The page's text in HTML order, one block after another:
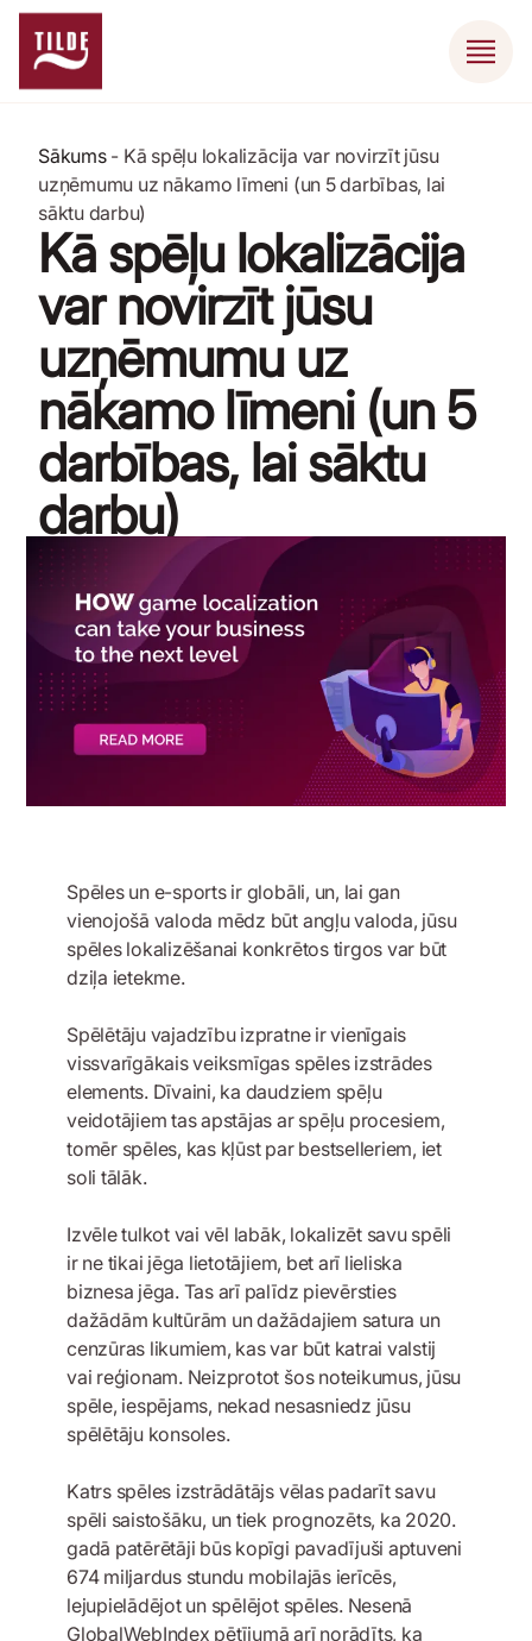
Sākums- Kā spēļu lokalizācija var novirzīt jūsu
uzņēmumu uz nākamo līmeni (un 5 darbības, lai
sāktu darbu)
Kā spēļu lokalizācija
var novirzīt jūsu
uzņēmumu uz
nākamo līmeni (un 5
darbības, lai sāktu
darbu)
9 aprīlis, 2024
Spēles un e-sports ir globāli, un, lai gan
vienojošā valoda mēdz būt angļu valoda, jūsu
spēles lokalizēšanai konkrētos tirgos var būt
dziļa ietekme.
Spēlētāju vajadzību izpratne ir vienīgais
vissvarīgākais veiksmīgas spēles izstrādes
elements. Dīvaini, ka daudziem spēļu
veidotājiem tas apstājas ar spēļu procesiem,
tomēr spēles, kas kļūst par bestselleriem, iet
soli tālāk.
Izvēle tulkot vai vēl labāk, lokalizēt savu spēli
ir ne tikai jēga lietotājiem, bet arī lieliska
biznesa jēga. Tas arī palīdz pievērsties
dažādām kultūrām un dažādajiem satura un
cenzūras likumiem, kas var būt katrai valstij
vai reģionam. Neizprotot šos noteikumus, jūsu
spēle, iespējams, nekad nesasniedz jūsu
spēlētāju konsoles.
Katrs spēles izstrādātājs vēlas padarīt savu
spēli saistošāku, un tiek prognozēts, ka 2020.
gadā patērētāji būs kopīgi pavadījuši aptuveni
674 miljardus stundu mobilajās ierīcēs,
lejupielādējot un spēlējot spēles. Nesenā
GlobalWebIndex pētījumā arī norādīts, ka